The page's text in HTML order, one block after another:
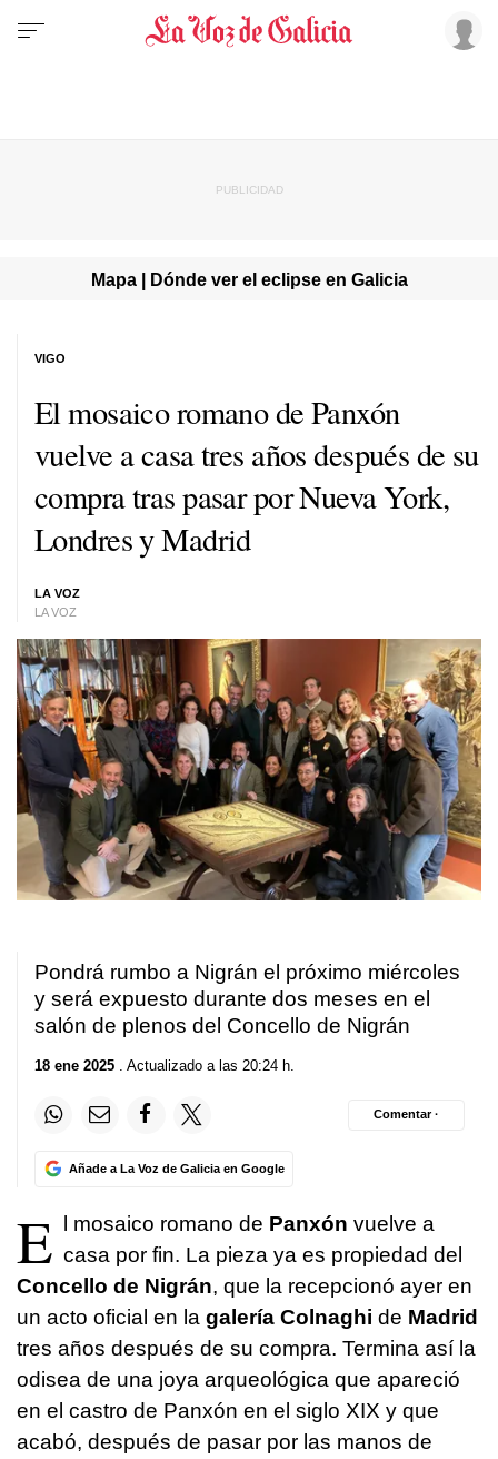
Mapa | Dónde ver el eclipse en Galicia
El mosaico romano de Panxón
vuelve a casa tres años después de su
compra tras pasar por Nueva York,
Londres y Madrid
LA VOZ
LA VOZ
VIGO
Pondrá rumbo a Nigrán el próximo miércoles
y será expuesto durante dos meses en el
salón de plenos del Concello de Nigrán
18 ene 2025 . Actualizado a las 20:24 h.
Añade a La Voz de Galicia en Google
Comentar ·
E l mosaico romano de Panxón vuelve a
casa por fin. La pieza ya es propiedad del
Concello de Nigrán, que la recepcionó ayer en
un acto oficial en la galería Colnaghi de Madrid
tres años después de su compra. Termina así la
odisea de una joya arqueológica que apareció
en el castro de Panxón en el siglo XIX y que
acabó, después de pasar por las manos de